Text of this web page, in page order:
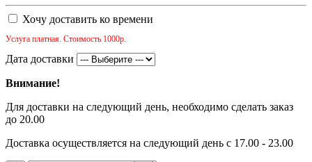
Хочу доставить ко времени
Услуга платная. Стоимость 1000р.
Дата доставки
Внимание!
Для доставки на следующий день, необходимо сделать заказ
до 20.00
Доставка осуществляется на следующий день с 17.00 - 23.00